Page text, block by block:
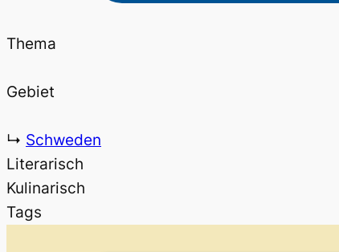
Thema
Gebiet
↳ Schweden
Literarisch
Kulinarisch
Tags